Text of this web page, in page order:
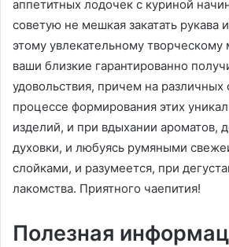
аппетитных лодочек с куриной
советую не мешкая закатать рукава
этому увлекательному
ваши близкие гарантированно
удовольствия, причем на
процессе формирования этих
изделий, и при вдыхании ароматов,
духовки, и любуясь румяными
слойками, и разумеется, при
лакомства. Приятного чаепития!
Полезная